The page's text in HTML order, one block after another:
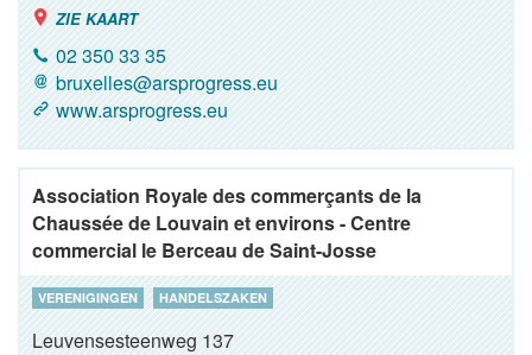
ZIE KAART
02 350 33 35
bruxelles@arsprogress.eu
www.arsprogress.eu
Association Royale des commerçants de la
Chaussée de Louvain et environs - Centre
commercial le Berceau de Saint-Josse
VERENIGINGEN HANDELSZAKEN
Leuvensesteenweg 137